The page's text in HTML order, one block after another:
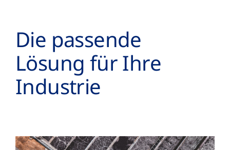
Die passende
Lösung für Ihre
Industrie